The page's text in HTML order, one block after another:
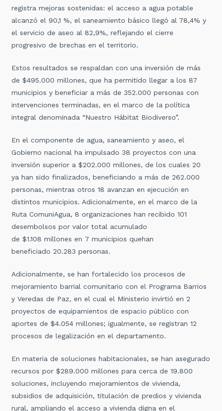
registra mejoras sostenidas: el acceso a agua potable
alcanzó el 90,1 %, el saneamiento básico llegó al 78,4% y
el servicio de aseo al 82,9%, reflejando el cierre
progresivo de brechas en el territorio.
Estos resultados se respaldan con una inversión de más
de $495.000 millones, que ha permitido llegar a los 87
municipios y beneficiar a más de 352.000 personas con
intervenciones terminadas, en el marco de la política
integral denominada “Nuestro Hábitat Biodiverso”.
En el componente de agua, saneamiento y aseo, el
Gobierno nacional ha impulsado 38 proyectos con una
inversión superior a $202.000 millones, de los cuales 20
ya han sido finalizados, beneficiando a más de 262.000
personas, mientras otros 18 avanzan en ejecución en
distintos municipios. Adicionalmente, en el marco de la
Ruta ComuniAgua, 8 organizaciones han recibido 101
desembolsos por valor total acumulado
de $1.108 millones en 7 municipios quehan
beneficiado 20.283 personas.
Adicionalmente, se han fortalecido los procesos de
mejoramiento barrial comunitario con el Programa Barrios
y Veredas de Paz, en el cual el Ministerio invirtió en 2
proyectos de equipamientos de espacio públicocon
aportes de $4.054 millones; igualmente, se registran12
procesos de legalización en el departamento.
En materia de soluciones habitacionales, se han asegurado
recursos por $289.000 millones para cerca de 19.800
soluciones, incluyendo mejoramientos de vivienda,
subsidios de adquisición, titulación de predios y vivienda
rural, ampliando el acceso a vivienda digna en el